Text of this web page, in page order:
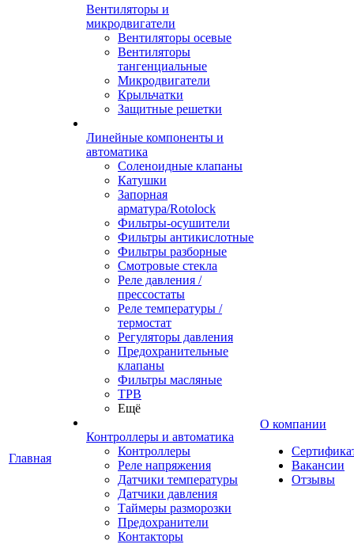
Главная
Вентиляторы и
микродвигатели
Вентиляторы осевые
Вентиляторы
тангенциальные
Микродвигатели
Крыльчатки
Защитные решетки
Линейные компоненты и
автоматика
Соленоидные клапаны
Катушки
Запорная
арматура/Rotolock
Фильтры-осушители
Фильтры антикислотные
Фильтры разборные
Смотровые стекла
Реле давления /
прессостаты
Реле температуры /
термостат
Регуляторы давления
Предохранительные
клапаны
Фильтры масляные
ТРВ
Ещё
Контроллеры и автоматика
Контроллеры
Реле напряжения
Датчики температуры
Датчики давления
Таймеры разморозки
Предохранители
Контакторы
О компании
Вакансии
Отзывы